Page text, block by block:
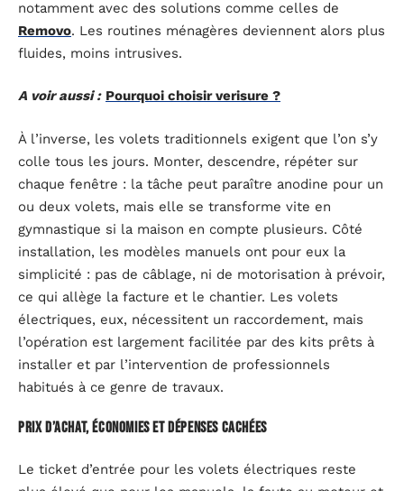
notamment avec des solutions comme celles de
Removo. Les routines ménagères deviennent alors plus
fluides, moins intrusives.
A voir aussi : Pourquoi choisir verisure ?
À l’inverse, les volets traditionnels exigent que l’on s’y
colle tous les jours. Monter, descendre, répéter sur
chaque fenêtre : la tâche peut paraître anodine pour un
ou deux volets, mais elle se transforme vite en
gymnastique si la maison en compte plusieurs. Côté
installation, les modèles manuels ont pour eux la
simplicité : pas de câblage, ni de motorisation à prévoir,
ce qui allège la facture et le chantier. Les volets
électriques, eux, nécessitent un raccordement, mais
l’opération est largement facilitée par des kits prêts à
installer et par l’intervention de professionnels
habitués à ce genre de travaux.
Prix d’achat, économies et dépenses cachées
Le ticket d’entrée pour les volets électriques reste